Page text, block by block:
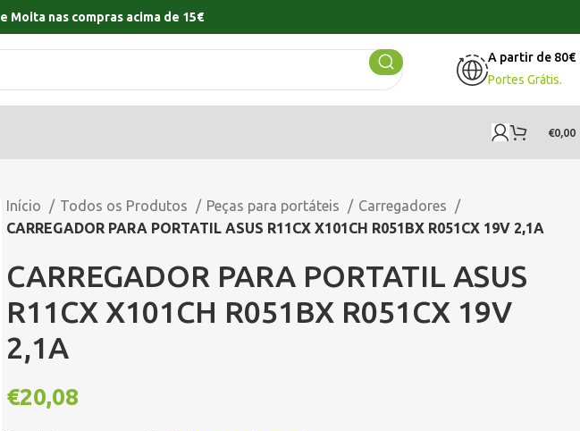
e Moita nas compras acima de 15€
A partir de 80€
Portes Grátis.
€0,00
Início Todos os Produtos Peças para portáteis
Carregadores
CARREGADOR PARA PORTATIL ASUS R11CX X101CH R051BX R051CX 19V 2,1A
CARREGADOR PARA PORTATIL ASUS
R11CX X101CH R051BX R051CX 19V
2,1A
€20,08